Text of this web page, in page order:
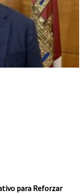
para Reforzar